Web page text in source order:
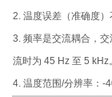
2. 温度误差（准确度）
3. 频率是交流耦合，
流时为 45 Hz 至 5 kHz
4. 温度范围/分辨率：-